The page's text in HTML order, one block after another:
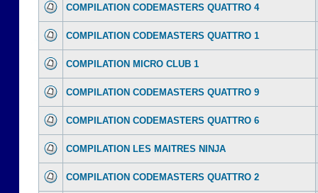
COMPILATION CODEMASTERS QUATTRO 4
COMPILATION CODEMASTERS QUATTRO 1
COMPILATION MICRO CLUB 1
COMPILATION CODEMASTERS QUATTRO 9
COMPILATION CODEMASTERS QUATTRO 6
COMPILATION LES MAITRES NINJA
COMPILATION CODEMASTERS QUATTRO 2